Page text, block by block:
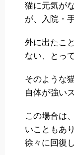
猫に元気が
が、入院・
外に出たこ
ない、とっ
そのような
自体が強い
この場合は
いこともあ
徐々に回復